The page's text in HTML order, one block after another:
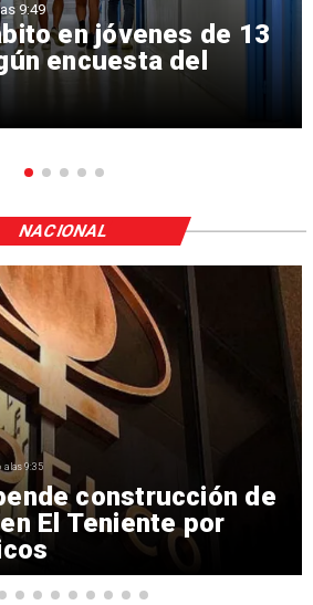
en jóvenes de 13
encuesta del
9:49
construcción de
El Teniente por
a las 9:35
NACIONAL